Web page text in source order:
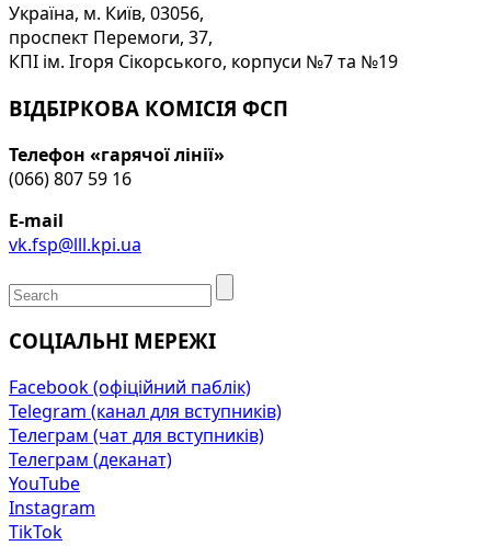
Україна, м. Київ, 03056,
проспект Перемоги, 37,
КПІ ім. Ігоря Сікорського, корпуси №7 та №19
ВІДБІРКОВА КОМІСІЯ ФСП
Телефон «гарячої лінії»
(066) 807 59 16
E-mail
vk.fsp@lll.kpi.ua
СОЦІАЛЬНІ МЕРЕЖІ
Facebook (офіційний паблік)
Telegram (канал для вступників)
Телеграм (чат для вступників)
Телеграм (деканат)
YouTube
Instagram
TikTok